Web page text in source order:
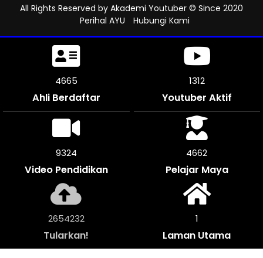
All Rights Reserved by Akademi Youtuber © Since 2020
Perihal AYU
Hubungi Kami
5205
Ahli Berdaftar
1312
Youtuber Aktif
10410
Video Pendidikan
5205
Pelajar Maya
2963380
Tularkan!
1
Laman Utama